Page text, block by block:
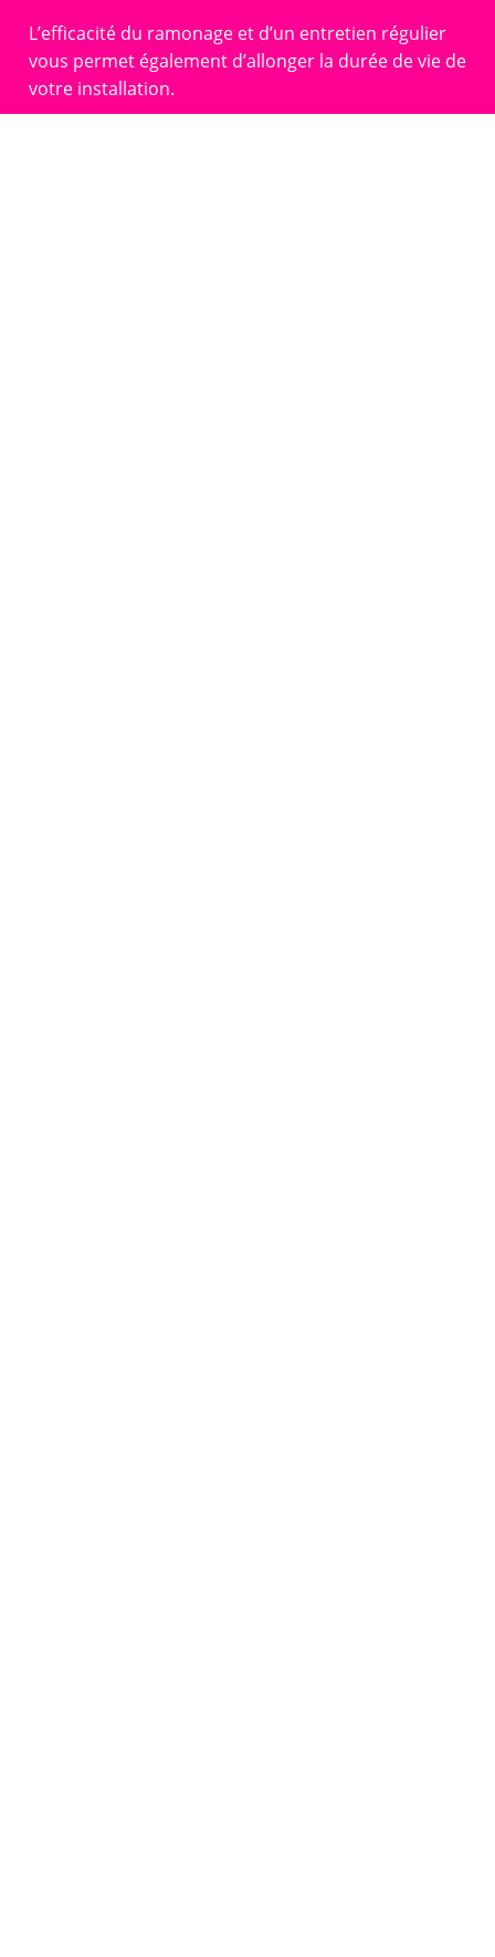
L’efficacité du ramonage et d’un entretien régulier
vous permet également d’allonger la durée de vie de
votre installation.